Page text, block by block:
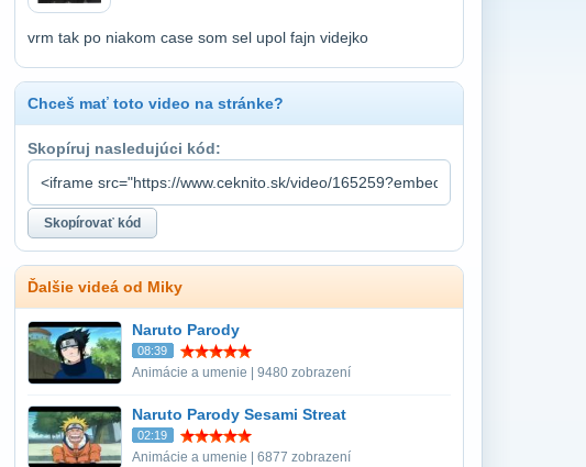
vrm tak po niakom case som sel upol fajn videjko
Chceš mať toto video na stránke?
Skopíruj nasledujúci kód:
Ďalšie videá od Miky
Naruto Parody
08:39
Animácie a umenie | 9480 zobrazení
Naruto Parody Sesami Streat
02:19
Animácie a umenie | 6877 zobrazení